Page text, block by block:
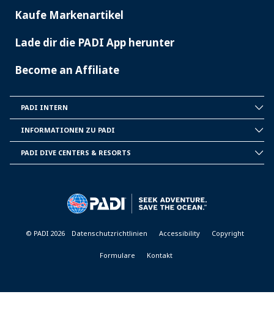
Kaufe Markenartikel
Lade dir die PADI App herunter
Become an Affiliate
PADI
PADI INTERN
INFORMATION
INFORMATIONEN ZU PADI
PADI DIVE CENTERS & RESORTS
© PADI 2026 Datenschutzrichtlinien Accessibility Copyright
Formulare Kontakt